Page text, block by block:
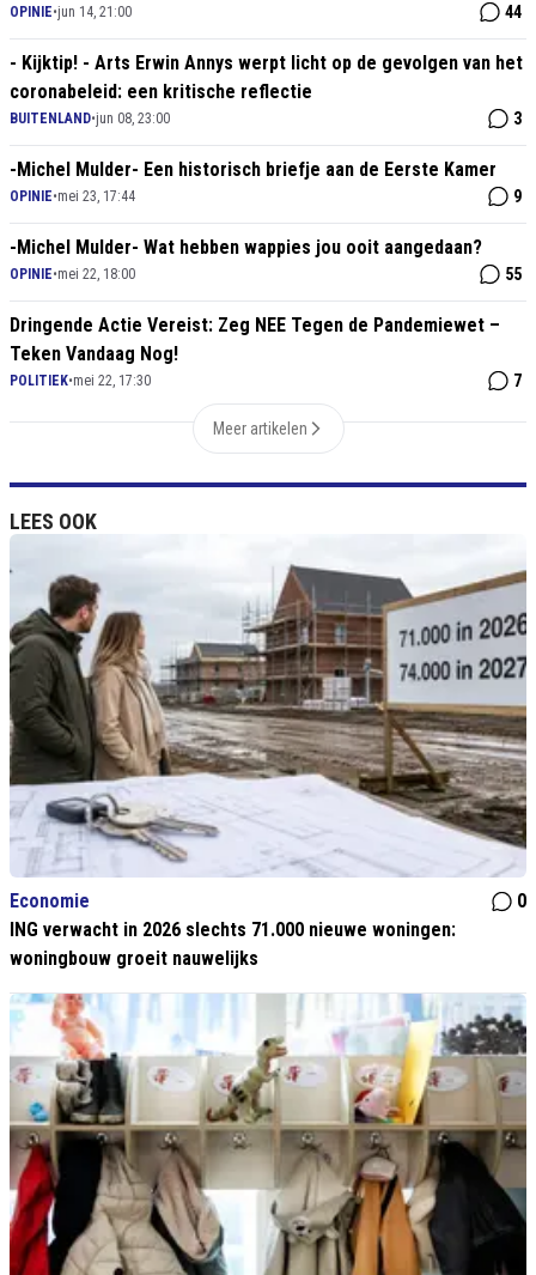
OPINIE•jun 14, 21:00 44
- Kijktip! - Arts Erwin Annys werpt licht op de gevolgen van het
coronabeleid: een kritische reflectie
BUITENLAND•jun 08, 23:00 3
-Michel Mulder- Een historisch briefje aan de Eerste Kamer
OPINIE•mei 23, 17:44 9
-Michel Mulder- Wat hebben wappies jou ooit aangedaan?
OPINIE•mei 22, 18:00 55
Dringende Actie Vereist: Zeg NEE Tegen de Pandemiewet –
Teken Vandaag Nog!
POLITIEK•mei 22, 17:30 7
Meer artikelen
LEES OOK
Economie
0
ING verwacht in 2026 slechts 71.000 nieuwe woningen:
woningbouw groeit nauwelijks